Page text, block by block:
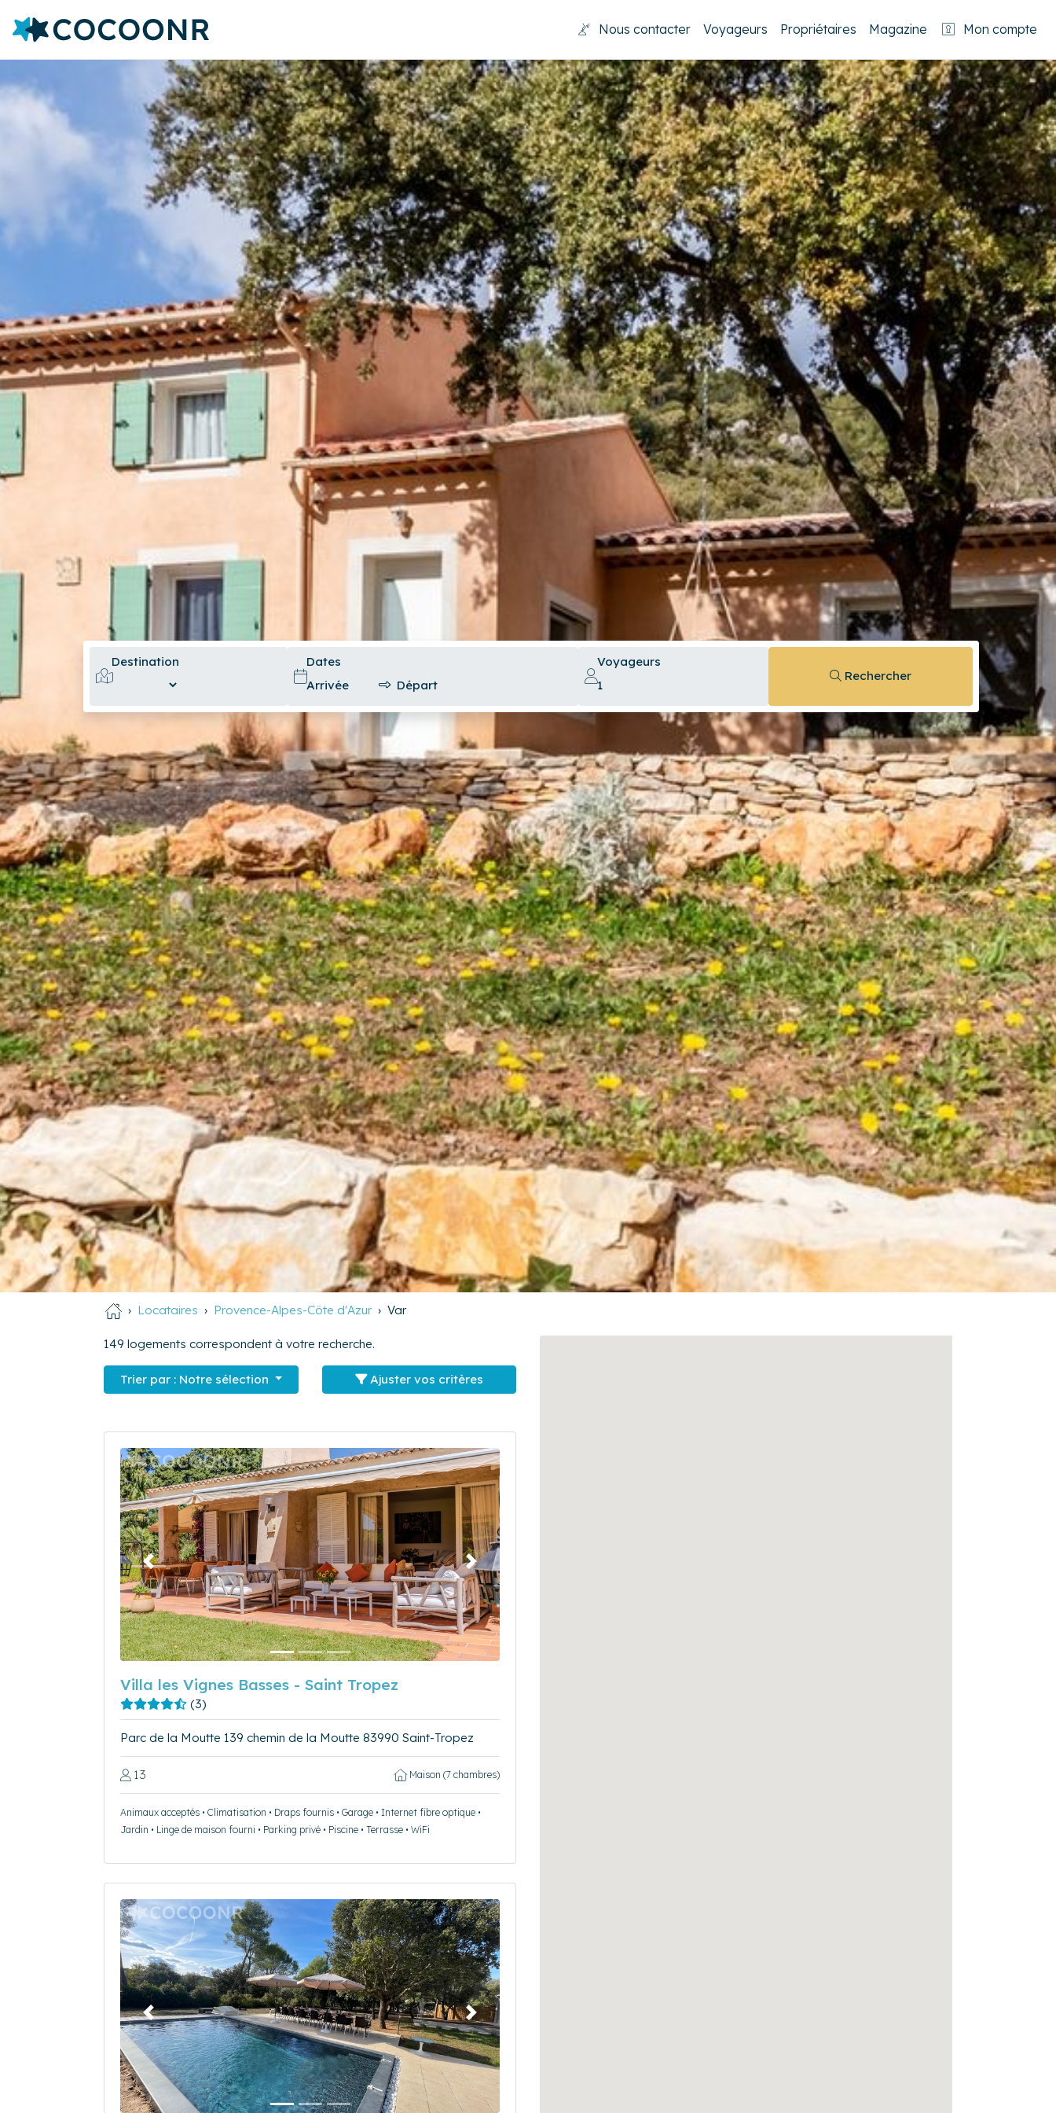
Nous contacter Voyageurs Propriétaires Magazine Mon compte
Destination Dates
Voyageurs
Rechercher
Locataires Provence-Alpes-Côte d'Azur Var
149 logements correspondent à votre recherche.
Trier par : Notre sélection Ajuster vos critères
Précédent Suivant
Villa les Vignes Basses - Saint Tropez
(3)
Parc de la Moutte 139 chemin de la Moutte 83990 Saint-Tropez
13 Maison (7 chambres)
Animaux acceptés • Climatisation • Draps fournis • Garage • Internet fibre optique •
Jardin • Linge de maison fourni • Parking privé • Piscine • Terrasse • WiFi
Précédent Suivant